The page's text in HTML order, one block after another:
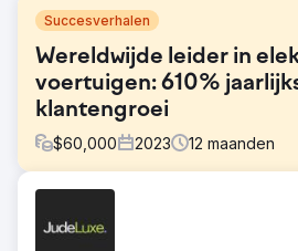
Succesverhalen
Wereldwijde leider in
voertuigen: 610%
klantengroei
$60,000 2023 12 maanden
De marketingrapporten van